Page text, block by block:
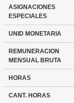
ASIGNACIONES
ESPECIALES
UNID MONETARIA
REMUNERACION
MENSUAL BRUTA
HORAS
CANT. HORAS